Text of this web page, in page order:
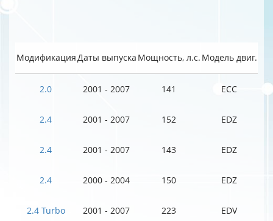
МодификацияДаты выпуска Мощность, л.с. Модель двиг.
2.0 2001 - 2007 141 ECC
2.4 2001 - 2007 152 EDZ
2.4 2001 - 2007 143 EDZ
2.4 2000 - 2004 150 EDZ
2.4 Turbo 2001 - 2007 223 EDV